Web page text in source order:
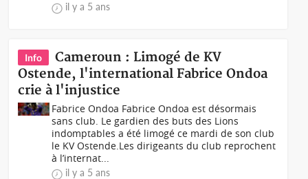
il y a 5 ans
Info
Cameroun : Limogé de KV
Ostende, l'international Fabrice Ondoa
crie à l'injustice
Fabrice Ondoa Fabrice Ondoa est désormais
sans club. Le gardien des buts des Lions
indomptables a été limogé ce mardi de son club
le KV Ostende.Les dirigeants du club reprochent
à l’internat...
il y a 5 ans